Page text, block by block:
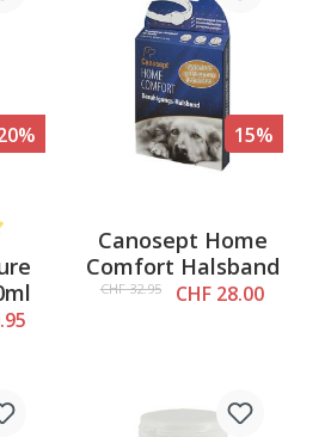
of 5 out of 5 stars
15%
Canosept Home
Comfort Halsband
CHF 32.95 CHF 28.00